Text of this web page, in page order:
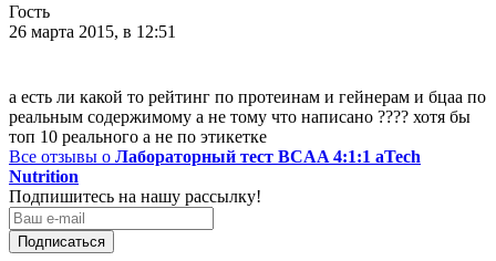
Гость
26 марта 2015, в 12:51
а есть ли какой то рейтинг по протеинам и гейнерам и бцаа по
реальным содержимому а не тому что написано ???? хотя бы
топ 10 реального а не по этикетке
Все отзывы о Лабораторный тест BCAA 4:1:1 aTech
Nutrition
Подпишитесь на нашу рассылку!
Подписаться